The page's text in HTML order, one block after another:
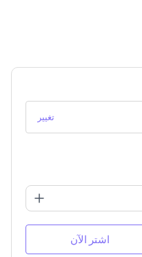
تغيير
اشتر الآن